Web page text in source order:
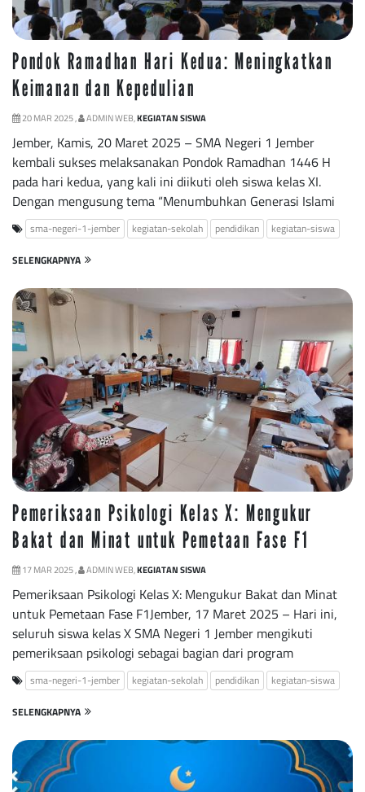
Pondok Ramadhan Hari Kedua: Meningkatkan
Keimanan dan Kepedulian
20 MAR 2025 , ADMIN WEB,KEGIATAN SISWA
Jember, Kamis, 20 Maret 2025 – SMA Negeri 1 Jember
kembali sukses melaksanakan Pondok Ramadhan 1446 H
pada hari kedua, yang kali ini diikuti oleh siswa kelas XI.
Dengan mengusung tema “Menumbuhkan Generasi Islami
sma-negeri-1-jember kegiatan-sekolah pendidikan kegiatan-siswa
SELENGKAPNYA
Pemeriksaan Psikologi Kelas X: Mengukur
Bakat dan Minat untuk Pemetaan Fase F1
17 MAR 2025 , ADMIN WEB,KEGIATAN SISWA
Pemeriksaan Psikologi Kelas X: Mengukur Bakat dan Minat
untuk Pemetaan Fase F1Jember, 17 Maret 2025 – Hari ini,
seluruh siswa kelas X SMA Negeri 1 Jember mengikuti
pemeriksaan psikologi sebagai bagian dari program
sma-negeri-1-jember kegiatan-sekolah pendidikan kegiatan-siswa
SELENGKAPNYA